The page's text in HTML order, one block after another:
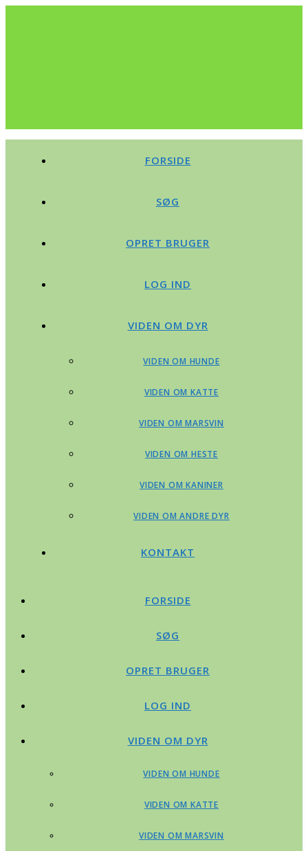
FORSIDE
SØG
OPRET BRUGER
LOG IND
VIDEN OM DYR
VIDEN OM HUNDE
VIDEN OM KATTE
VIDEN OM MARSVIN
VIDEN OM HESTE
VIDEN OM KANINER
VIDEN OM ANDRE DYR
KONTAKT
FORSIDE
SØG
OPRET BRUGER
LOG IND
VIDEN OM DYR
VIDEN OM HUNDE
VIDEN OM KATTE
VIDEN OM MARSVIN